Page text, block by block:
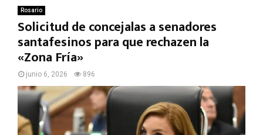
MENU
Rosario
Solicitud de concejalas a senadores
santafesinos para que rechazen la
«Zona Fría»
junio 6, 2026 896